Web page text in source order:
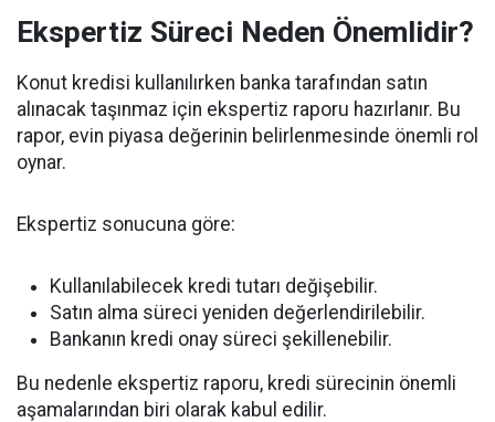
Ekspertiz Süreci Neden Önemlidir?
Konut kredisi kullanılırken banka tarafından satın
alınacak taşınmaz için ekspertiz raporu hazırlanır. Bu
rapor, evin piyasa değerinin belirlenmesinde önemli rol
oynar.
Ekspertiz sonucuna göre:
Kullanılabilecek kredi tutarı değişebilir.
Satın alma süreci yeniden değerlendirilebilir.
Bankanın kredi onay süreci şekillenebilir.
Bu nedenle ekspertiz raporu, kredi sürecinin önemli
aşamalarından biri olarak kabul edilir.